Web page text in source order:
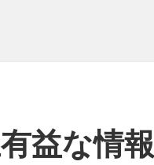
益な情報